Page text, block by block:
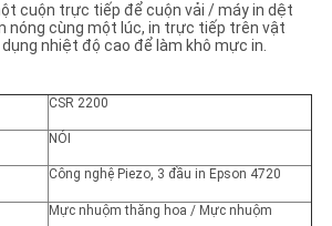
cuộn trực tiếp để cuộn vải / máy in dệt
nóng cùng một lúc, in trực tiếp trên vật
nhiệt độ cao để làm khô mực in.
CSR 2200
NÓI
Công nghệ Piezo, 3 đầu in Epson 4720
Mực nhuộm thăng hoa / Mực nhuộm